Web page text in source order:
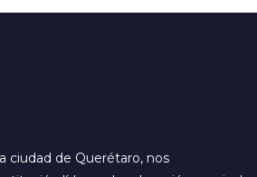
ciudad de Querétaro, nos